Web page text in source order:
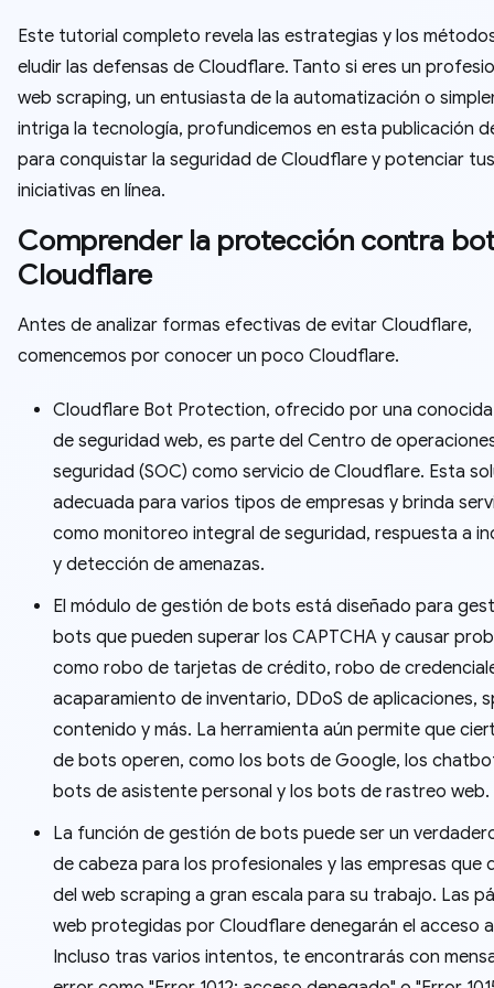
Este tutorial completo revela las estrategias y los
eludir las defensas de Cloudflare. Tanto si eres un
web scraping, un entusiasta de la automatización o
intriga la tecnología, profundicemos en esta publicación
para conquistar la seguridad de Cloudflare y potenciar tus
iniciativas en línea.
Comprender la protección contra
Cloudflare
Antes de analizar formas efectivas de evitar Cloudflare,
comencemos por conocer un poco Cloudflare.
Cloudflare Bot Protection, ofrecido por una
de seguridad web, es parte del Centro de
seguridad (SOC) como servicio de Cloudflare. Esta
adecuada para varios tipos de empresas y brinda
como monitoreo integral de seguridad, respuesta a
y detección de amenazas.
El módulo de gestión de bots está diseñado para
bots que pueden superar los CAPTCHA y causar
como robo de tarjetas de crédito, robo de
acaparamiento de inventario, DDoS de aplicaciones,
contenido y más. La herramienta aún permite que
de bots operen, como los bots de Google, los
bots de asistente personal y los bots de rastreo web.
La función de gestión de bots puede ser un
de cabeza para los profesionales y las empresas que
del web scraping a gran escala para su trabajo. Las
web protegidas por Cloudflare denegarán el acceso
Incluso tras varios intentos, te encontrarás con